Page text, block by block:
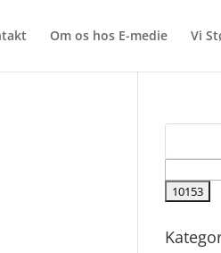
Om os hos E-medie Vi